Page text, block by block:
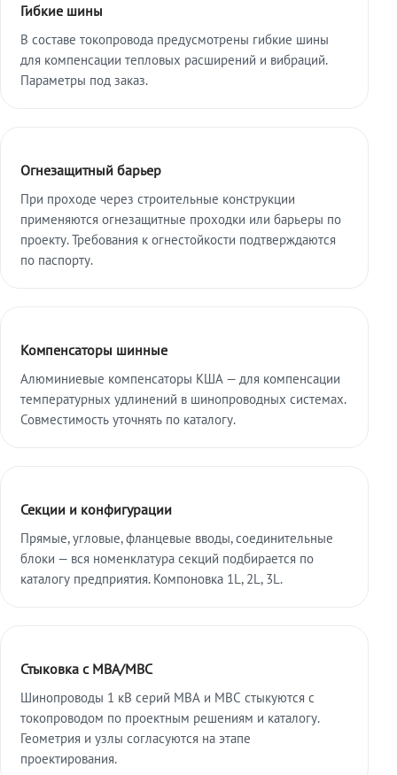
Гибкие шины
В составе токопровода предусмотрены гибкие шины
для компенсации тепловых расширений и вибраций.
Параметры под заказ.
Огнезащитный барьер
При проходе через строительные конструкции
применяются огнезащитные проходки или барьеры по
проекту. Требования к огнестойкости подтверждаются
по паспорту.
Компенсаторы шинные
Алюминиевые компенсаторы КША — для компенсации
температурных удлинений в шинопроводных системах.
Совместимость уточнять по каталогу.
Секции и конфигурации
Прямые, угловые, фланцевые вводы, соединительные
блоки — вся номенклатура секций подбирается по
каталогу предприятия. Компоновка 1L, 2L, 3L.
Стыковка с МВА/МВС
Шинопроводы 1 кВ серий МВА и МВС стыкуются с
токопроводом по проектным решениям и каталогу.
Геометрия и узлы согласуются на этапе
проектирования.